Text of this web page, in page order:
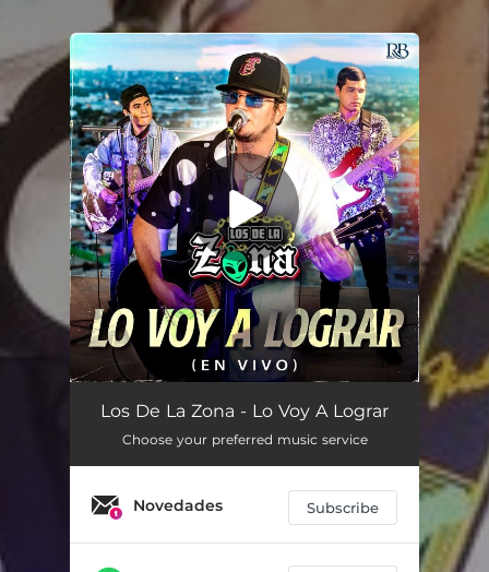
You're all set!
Lo Voy A Lograr 03:38
Los De La Zona - Lo Voy A Lograr
Choose your preferred music service
Novedades Subscribe